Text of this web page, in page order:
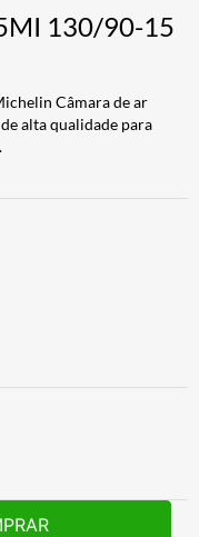
130/90-15
Câmara de ar
alta qualidade para